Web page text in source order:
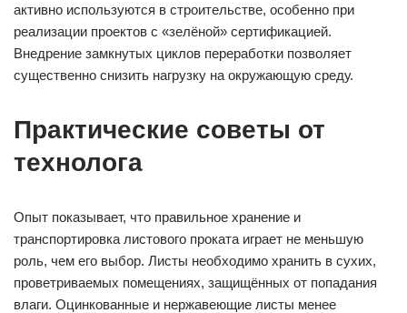
активно используются в строительстве, особенно при
реализации проектов с «зелёной» сертификацией.
Внедрение замкнутых циклов переработки позволяет
существенно снизить нагрузку на окружающую среду.
Практические советы от
технолога
Опыт показывает, что правильное хранение и
транспортировка листового проката играет не меньшую
роль, чем его выбор. Листы необходимо хранить в сухих,
проветриваемых помещениях, защищённых от попадания
влаги. Оцинкованные и нержавеющие листы менее